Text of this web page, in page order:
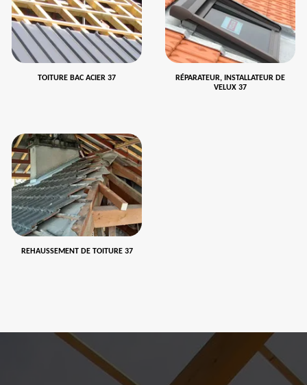
TOITURE BAC ACIER 37
RÉPARATEUR, INSTALLATEUR DE
VELUX 37
REHAUSSEMENT DE TOITURE 37